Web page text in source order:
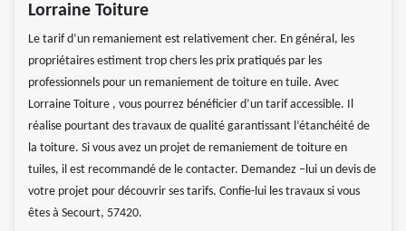
Lorraine Toiture
Le tarif d’un remaniement est relativement cher. En général, les
propriétaires estiment trop chers les prix pratiqués par les
professionnels pour un remaniement de toiture en tuile. Avec
Lorraine Toiture , vous pourrez bénéficier d’un tarif accessible. Il
réalise pourtant des travaux de qualité garantissant l’étanchéité de
la toiture. Si vous avez un projet de remaniement de toiture en
tuiles, il est recommandé de le contacter. Demandez –lui un devis de
votre projet pour découvrir ses tarifs. Confie-lui les travaux si vous
êtes à Secourt, 57420.